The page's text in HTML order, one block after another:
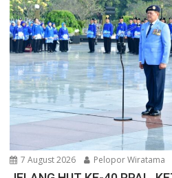
7 August 2026 Pelopor Wiratama